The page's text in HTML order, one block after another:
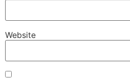
Website